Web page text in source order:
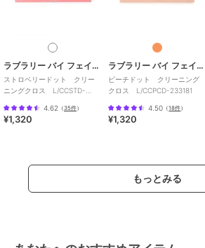
ラブラリー バイ フェイラー
ストロベリードット クリー
ニングクロス L/CCSTD-
4.62 （35件）
¥1,320
ラブラリー バイ フェイラー
ピーチドット クリーニング
クロス L/CCPCD-233181
4.50 （18件）
¥1,320
もっとみる